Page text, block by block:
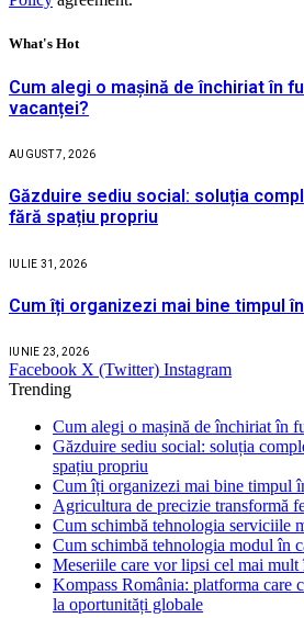
What's Hot
Cum alegi o mașină de închiriat în
vacanței?
AUGUST 7, 2026
Găzduire sediu social: soluția
fără spațiu propriu
IULIE 31, 2026
Cum îți organizezi mai bine timpul
IUNIE 23, 2026
Facebook X (Twitter) Instagram
Trending
Cum alegi o mașină de închiriat în
Găzduire sediu social: soluția
spațiu propriu
Cum îți organizezi mai bine timpul
Agricultura de precizie transformă
Cum schimbă tehnologia serviciile
Cum schimbă tehnologia modul în
Meseriile care vor lipsi cel mai mult
Kompass România: platforma care
la oportunități globale